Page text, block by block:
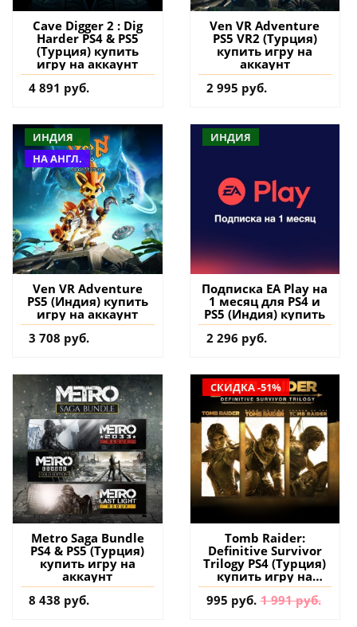
Cave Digger 2 : Dig
Harder PS4 & PS5
(Турция) купить
игру на аккаунт
4 891 руб.
Ven VR Adventure
PS5 VR2 (Турция)
купить игру на
аккаунт
2 995 руб.
ИНДИЯ
НА АНГЛ.
Ven VR Adventure
PS5 (Индия) купить
игру на аккаунт
3 708 руб.
ИНДИЯ
Подписка EA Play на
1 месяц для PS4 и
PS5 (Индия) купить
2 296 руб.
Metro Saga Bundle
PS4 & PS5 (Турция)
купить игру на
аккаунт
8 438 руб.
СКИДКА -51%
Tomb Raider:
Definitive Survivor
Trilogy PS4 (Турция)
купить игру на
аккаунт
995 руб. 1 991 руб.